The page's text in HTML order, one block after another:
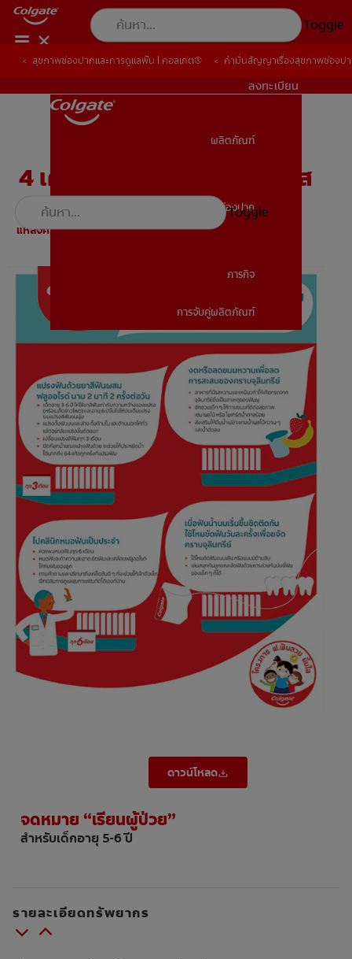
Toggle
ภารกิจ
การจับคู่ผลิตภัณฑ์
TH (TH)
ลงทะเบียน
ลงทะเบียน
ผลิตภัณฑ์
สุขภาพช่องปาก
ภารกิจ
การจับคู่ผลิตภัณฑ์
Toggle
สุขภาพช่องปากและการดูแลฟัน | คอลเกต® คำมั่นสัญญาเรื่องสุขภาพช่องป
สุขภาพช่องปากและการดูแลฟัน | คอลเกต® คำมั่นสัญญาเรื่องสุขภาพช่องป
4 เคล็ดลับ เพื่อรอยยิ้มที่สดใส
แหล่งความรู้
ดาวน์โหลด
จดหมาย “เรียนผู้ป่วย”
สำหรับเด็กอายุ 5-6 ปี
รายละเอียดทรัพยากร